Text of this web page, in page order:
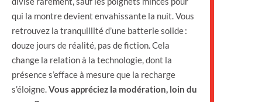
qui la montre devient envahissante la nuit. Vous
retrouvez la tranquillité d’une batterie solide :
douze jours de réalité, pas de fiction. Cela
change la relation à la technologie, dont la
présence s’efface à mesure que la recharge
s’éloigne.Vous appréciez la modération, loin du